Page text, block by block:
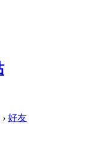
› 好友